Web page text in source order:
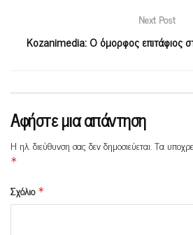
Next Post
Kozanimedia: Ο όμορφος επιτάφιος
Αφήστε μια απάντηση
Η ηλ. διεύθυνση σας δεν δημοσιεύεται.Τα
*
Σχόλιο *